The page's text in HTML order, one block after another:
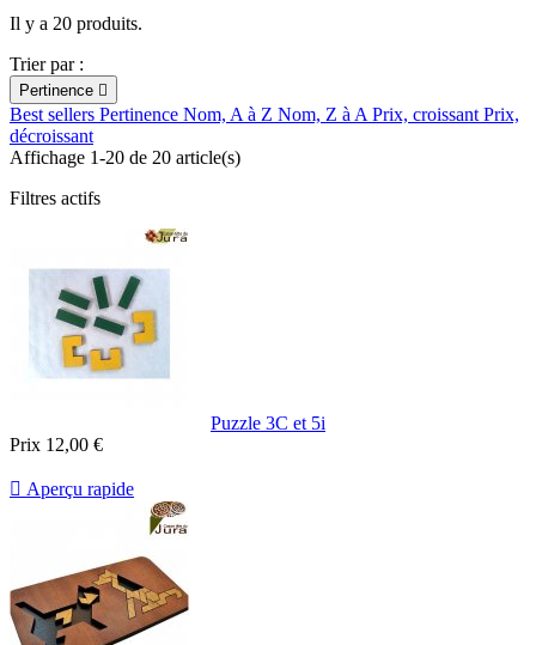
Il y a 20 produits.
Trier par :
Pertinence 
Best sellers Pertinence Nom, A à Z Nom, Z à A Prix, croissant Prix,
décroissant
Affichage 1-20 de 20 article(s)
Filtres actifs
Puzzle 3C et 5i
Prix 12,00 €
 Aperçu rapide